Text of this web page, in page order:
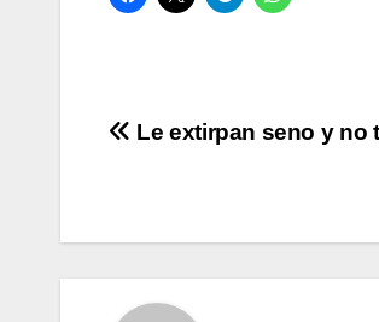
Navegación
entradas
Le extirpan seno y no